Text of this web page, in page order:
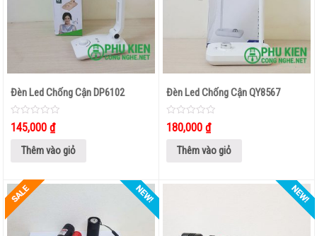
TAI NGHE NHẠC – GAMING
TÍNH
BÀN
PHÍM
CHUỘT MÁY TÍNH
BÀN PHÍM
THIẾT
Đèn Led Chống Cận DP6102
0
out
145,000₫
Thêm vào giỏ
Đèn Led Chống Cận QY8567
0
out
180,000 ₫
Thêm vào giỏ